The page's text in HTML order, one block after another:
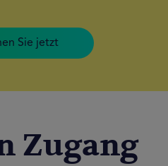
Sie jetzt
Zugang